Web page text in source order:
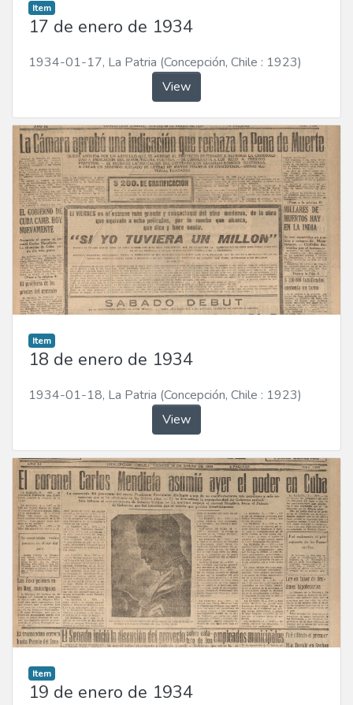
Item
17 de enero de 1934
1934-01-17, La Patria (Concepción, Chile : 1923)
View
Item
18 de enero de 1934
1934-01-18, La Patria (Concepción, Chile : 1923)
View
Item
19 de enero de 1934